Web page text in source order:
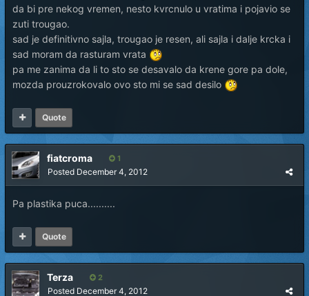
da bi pre nekog vremen, nesto kvrcnulo u vratima i pojavio se
zuti trougao.
sad je definitivno sajla, trougao je resen, ali sajla i dalje krcka i
sad moram da rasturam vrata
pa me zanima da li to sto se desavalo da krene gore pa dole,
mozda prouzrokovalo ovo sto mi se sad desilo
Quote
fiatcroma 1
Posted December 4, 2012
Pa plastika puca..........
Quote
Terza 2
Posted December 4, 2012